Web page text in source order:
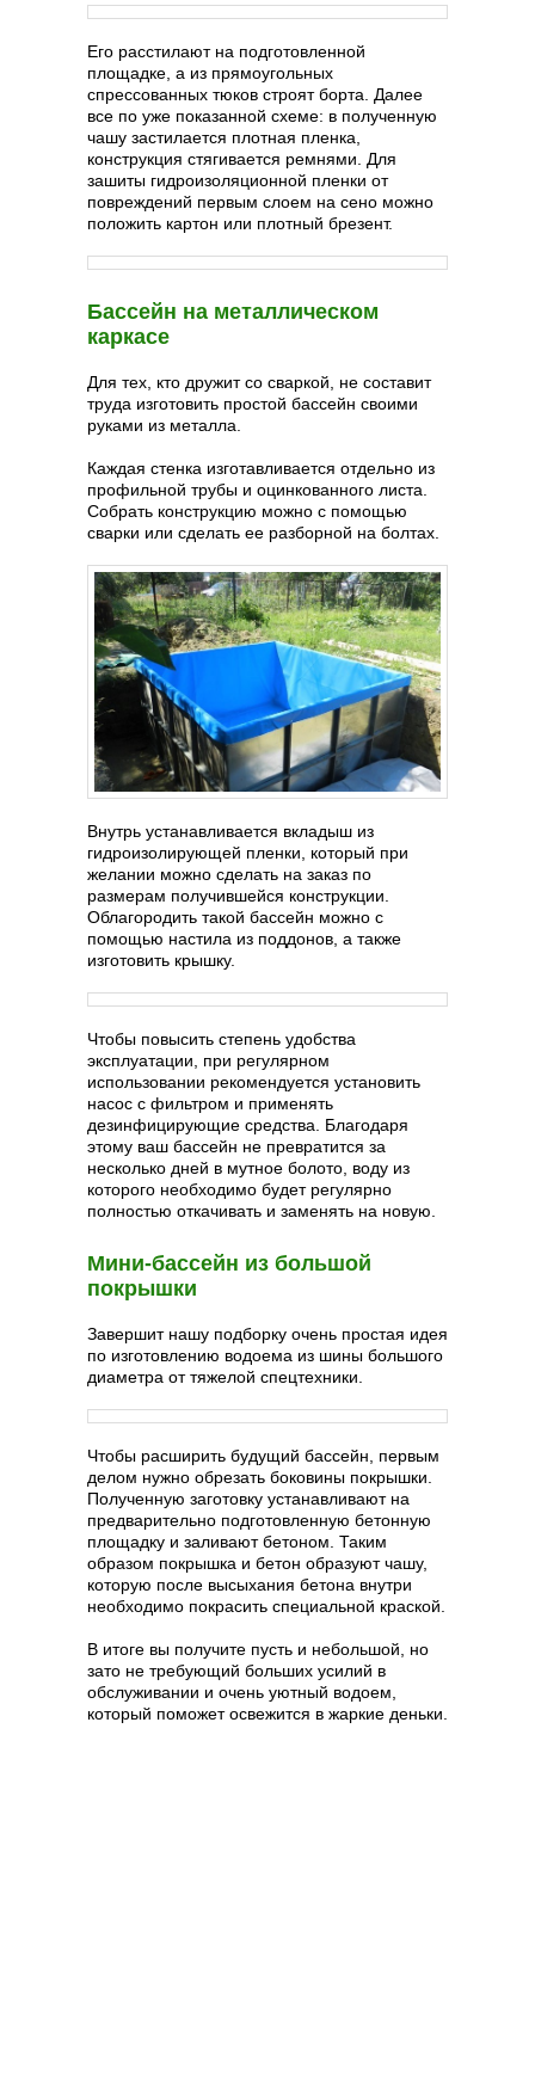
Его расстилают на подготовленной
площадке, а из прямоугольных
спрессованных тюков строят борта. Далее
все по уже показанной схеме: в полученную
чашу застилается плотная пленка,
конструкция стягивается ремнями. Для
зашиты гидроизоляционной пленки от
повреждений первым слоем на сено можно
положить картон или плотный брезент.
Бассейн на металлическом
каркасе
Для тех, кто дружит со сваркой, не составит
труда изготовить простой бассейн своими
руками из металла.
Каждая стенка изготавливается отдельно из
профильной трубы и оцинкованного листа.
Собрать конструкцию можно с помощью
сварки или сделать ее разборной на болтах.
Внутрь устанавливается вкладыш из
гидроизолирующей пленки, который при
желании можно сделать на заказ по
размерам получившейся конструкции.
Облагородить такой бассейн можно с
помощью настила из поддонов, а также
изготовить крышку.
Чтобы повысить степень удобства
эксплуатации, при регулярном
использовании рекомендуется установить
насос с фильтром и применять
дезинфицирующие средства. Благодаря
этому ваш бассейн не превратится за
несколько дней в мутное болото, воду из
которого необходимо будет регулярно
полностью откачивать и заменять на новую.
Мини-бассейн из большой
покрышки
Завершит нашу подборку очень простая идея
по изготовлению водоема из шины большого
диаметра от тяжелой спецтехники.
Чтобы расширить будущий бассейн, первым
делом нужно обрезать боковины покрышки.
Полученную заготовку устанавливают на
предварительно подготовленную бетонную
площадку и заливают бетоном. Таким
образом покрышка и бетон образуют чашу,
которую после высыхания бетона внутри
необходимо покрасить специальной краской.
В итоге вы получите пусть и небольшой, но
зато не требующий больших усилий в
обслуживании и очень уютный водоем,
который поможет освежится в жаркие деньки.